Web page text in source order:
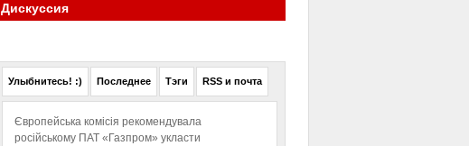
Дискуссия
Улыбнитесь! :) Последнее Тэги RSS и почта
Європейська комісія рекомендувала
російському ПАТ «Газпром» укласти